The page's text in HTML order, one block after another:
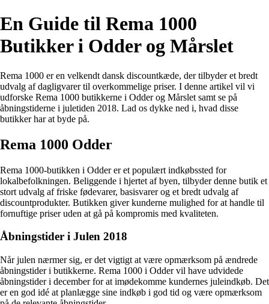
En Guide til Rema 1000
Butikker i Odder og Mårslet
Rema 1000 er en velkendt dansk discountkæde, der tilbyder et bredt
udvalg af dagligvarer til overkommelige priser. I denne artikel vil vi
udforske Rema 1000 butikkerne i Odder og Mårslet samt se på
åbningstiderne i juletiden 2018. Lad os dykke ned i, hvad disse
butikker har at byde på.
Rema 1000 Odder
Rema 1000-butikken i Odder er et populært indkøbssted for
lokalbefolkningen. Beliggende i hjertet af byen, tilbyder denne butik et
stort udvalg af friske fødevarer, basisvarer og et bredt udvalg af
discountprodukter. Butikken giver kunderne mulighed for at handle til
fornuftige priser uden at gå på kompromis med kvaliteten.
Åbningstider i Julen 2018
Når julen nærmer sig, er det vigtigt at være opmærksom på ændrede
åbningstider i butikkerne. Rema 1000 i Odder vil have udvidede
åbningstider i december for at imødekomme kundernes juleindkøb. Det
er en god idé at planlægge sine indkøb i god tid og være opmærksom